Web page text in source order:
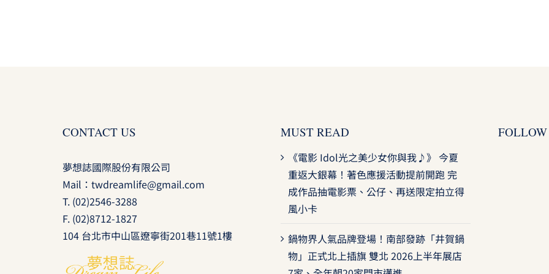
CONTACT US
夢想誌國際股份有限公司
Mail： twdreamlife@gmail.com
T. (02)2546-3288
F. (02)8712-1827
104 台北市中山區遼寧街201巷11號1樓
MUST READ
《電影 Idol光之美少女你與我♪》 今夏
重返大銀幕！著色應援活動提前開跑 完
成作品抽電影票、公仔、再送限定拍立得
風小卡
鍋物界人氣品牌登場！南部發跡「井賀鍋
物」正式北上插旗 雙北 2026上半年展店